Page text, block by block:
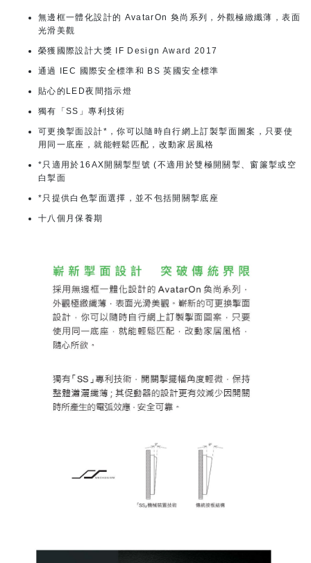
無邊框一體化設計的 AvatarOn 奐尚系列，外觀極緻纖薄，表面
光滑美觀
榮獲國際設計大獎 IF Design Award 2017
通過 IEC 國際安全標準和 BS 英國安全標準
貼心的LED夜間指示燈
獨有「SS」專利技術
可更換掣面設計*，你可以隨時自行網上訂製掣面圖案，只要使
用同一底座，就能輕鬆匹配，改動家居風格
*只適用於16AX開關掣型號 (不適用於雙極開關掣、窗簾掣或空
白掣面
*只提供白色掣面選擇，並不包括開關掣底座
十八個月保養期